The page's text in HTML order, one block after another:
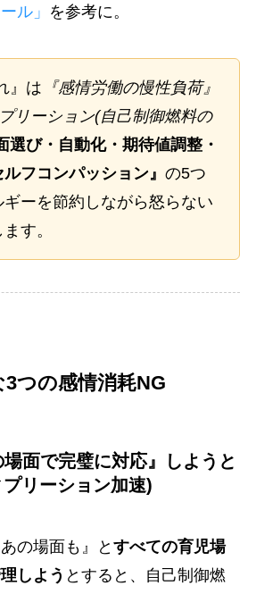
ル」 を参考に。
』は 『感情労働の慢性負荷』
リーション(自己制御燃料の
選び・自動化・期待値調整・
フコンパッション』の5つ
ーを節約しながら怒らない
す。
つの感情消耗NG
面で完璧に対応』しようと
リーション加速)
の場面も』と すべての育児場
しよう とすると、自己制御燃